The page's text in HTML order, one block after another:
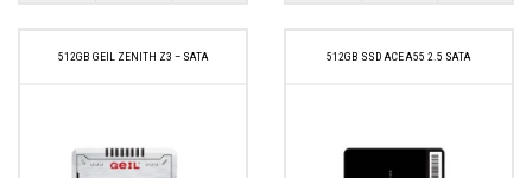
512GB GEIL ZENITH Z3 – SATA 512GB SSD ACE A55 2.5 SATA